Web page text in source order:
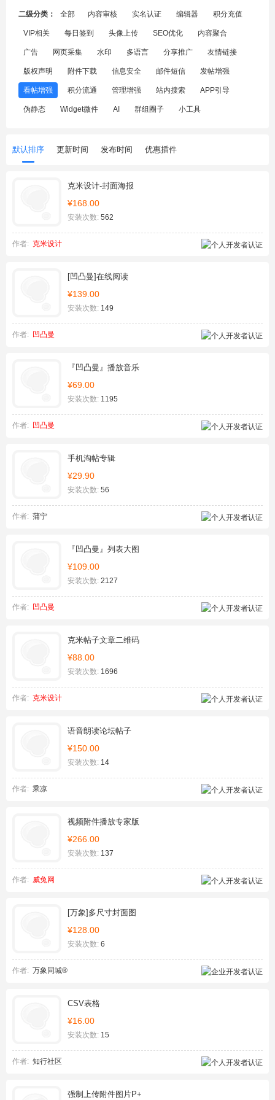
二级分类： 全部 内容审核 实名认证 编辑器 积分充值
VIP相关 每日签到 头像上传 SEO优化 内容聚合
广告 网页采集 水印 多语言 分享推广 友情链接
版权声明 附件下载 信息安全 邮件短信 发帖增强
看帖增强 积分流通 管理增强 站内搜索 APP引导
伪静态 Widget微件 AI 群组圈子 小工具
默认排序 更新时间 发布时间 优惠插件
克米设计-封面海报
¥168.00
安装次数: 562
作者: 克米设计
[凹凸曼]在线阅读
¥139.00
安装次数: 149
作者: 凹凸曼
『凹凸曼』播放音乐
¥69.00
安装次数: 1195
作者: 凹凸曼
手机淘帖专辑
¥29.90
安装次数: 56
作者: 蒲宁
『凹凸曼』列表大图
¥109.00
安装次数: 2127
作者: 凹凸曼
克米帖子文章二维码
¥88.00
安装次数: 1696
作者: 克米设计
语音朗读论坛帖子
¥150.00
安装次数: 14
作者: 乘凉
视频附件播放专家版
¥266.00
安装次数: 137
作者: 威兔网
[万象]多尺寸封面图
¥128.00
安装次数: 6
作者: 万象同城®
CSV表格
¥16.00
安装次数: 15
作者: 知行社区
强制上传附件图片P+